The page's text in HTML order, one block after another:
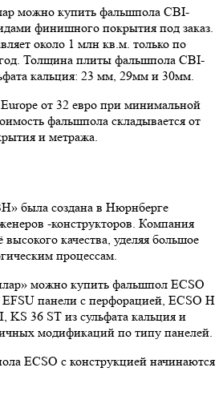
можно купить фальшпола CBI-
финишного покрытия под заказ.
около 1 млн кв.м. только по
Толщина плиты фальшпола CBI-
кальция: 23 мм, 29мм и 30мм.
от 32 евро при минимальной
фальшпола складывается от
и метража.
была создана в Нюрнберге
-конструкторов. Компания
качества, уделяя большое
процессам.
можно купить фальшпол ECSO
панели с перфорацией, ECSO H
36 ST из сульфата кальция и
модификаций по типу панелей.
ECSO с конструкцией начинаются